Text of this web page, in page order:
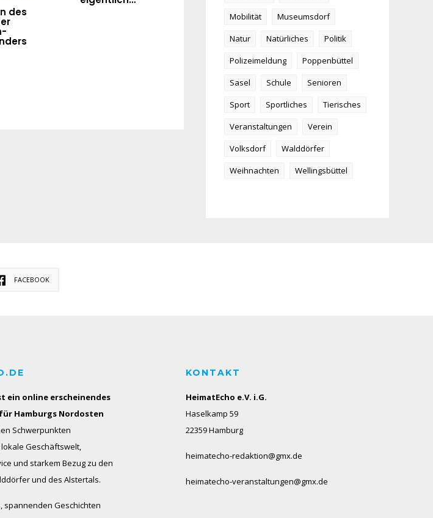
des
Mobilität
Museumsdorf
Natur
Natürliches
Politik
Polizeimeldung
Poppenbüttel
Sasel
Schule
Senioren
Sport
Sportliches
Tierisches
Veranstaltungen
Verein
Volksdorf
Walddörfer
Weihnachten
Wellingsbüttel
FACEBOOK
ein online erscheinendes
Hamburgs Nordosten
Schwerpunkten
Geschäftswelt,
und starkem Bezug zu den
und des Alstertals.
spannenden Geschichten
KONTAKT
HeimatEcho e.V. i.G.
Haselkamp 59
22359 Hamburg
heimatecho-redaktion@gmx.de
heimatecho-veranstaltungen@gmx.de